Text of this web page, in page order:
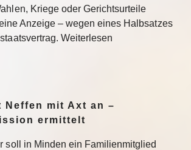
Kriege oder Gerichtsurteile
Anzeige – wegen eines Halbsatzes
Weiterlesen
Neffen mit Axt an –
ermittelt
soll in Minden ein Familienmitglied